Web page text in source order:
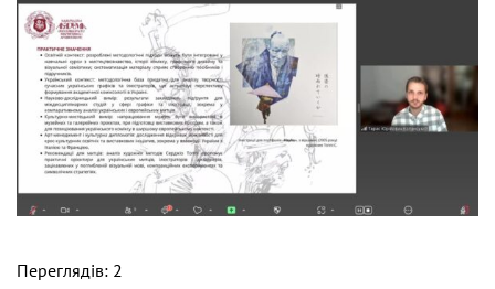
Переглядів: 2